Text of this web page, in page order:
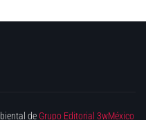
de Grupo Editorial 3wMéxico